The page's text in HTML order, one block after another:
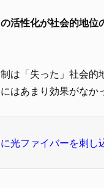
の活性化が社会的地
は「失った」社会
はあまり効果がなか
光ファイバーを刺し